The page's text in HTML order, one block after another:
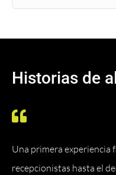
Historias de
Una primera experiencia
recepcionistas hasta el